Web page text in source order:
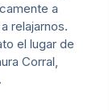
a
relajarnos.
el lugar de
Corral,